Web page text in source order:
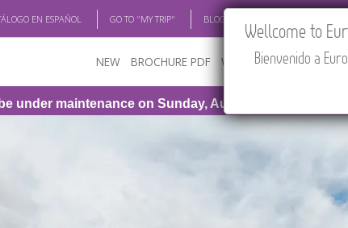
EN ESPAÑOL GO TO "MY TRIP" BLOG
NEW BROCHURE PDF WHERE TO BUY
on Sunday, August 9th, from 1:00 PM to 3:30
Wellcome to
Bienvenido a